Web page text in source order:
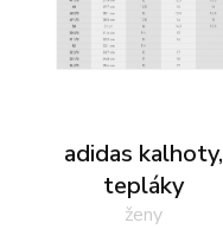
adidas Nike Puma
Všechny značky
Všechny značky
adidas kalhoty,
tepláky
ženy